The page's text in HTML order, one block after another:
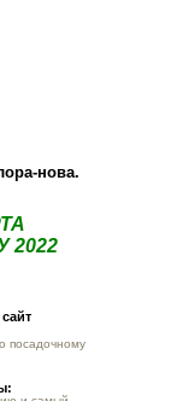
нова.
2022
посадочному